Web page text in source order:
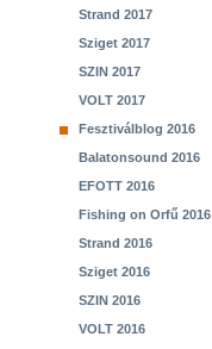
Strand 2017
Sziget 2017
SZIN 2017
VOLT 2017
Fesztiválblog 2016
Balatonsound 2016
EFOTT 2016
Fishing on Orfű 2016
Strand 2016
Sziget 2016
SZIN 2016
VOLT 2016